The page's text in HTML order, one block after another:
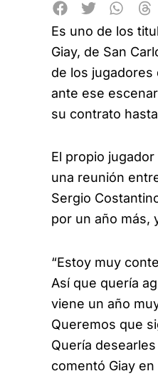
Es uno de los
Giay, de San
de los
ante ese
su contrato
El propio
una reunión
Sergio
por un año más,
“Estoy muy
Así que quería
viene un año
Queremos que
Quería
comentó Giay